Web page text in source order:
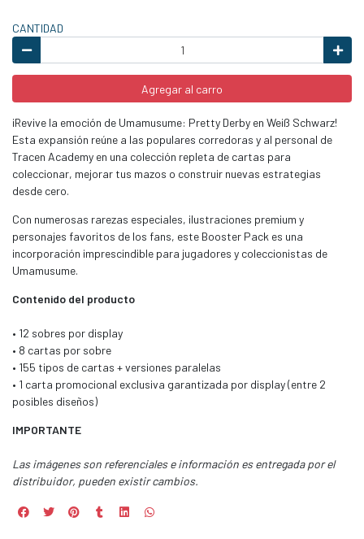
CANTIDAD
Agregar al carro
¡Revive la emoción de Umamusume: Pretty Derby en Weiß Schwarz!
Esta expansión reúne a las populares corredoras y al personal de
Tracen Academy en una colección repleta de cartas para
coleccionar, mejorar tus mazos o construir nuevas estrategias
desde cero.
Con numerosas rarezas especiales, ilustraciones premium y
personajes favoritos de los fans, este Booster Pack es una
incorporación imprescindible para jugadores y coleccionistas de
Umamusume.
Contenido del producto
• 12 sobres por display
• 8 cartas por sobre
• 155 tipos de cartas + versiones paralelas
• 1 carta promocional exclusiva garantizada por display (entre 2
posibles diseños)
IMPORTANTE
Las imágenes son referenciales e información es entregada por el
distribuidor, pueden existir cambios.